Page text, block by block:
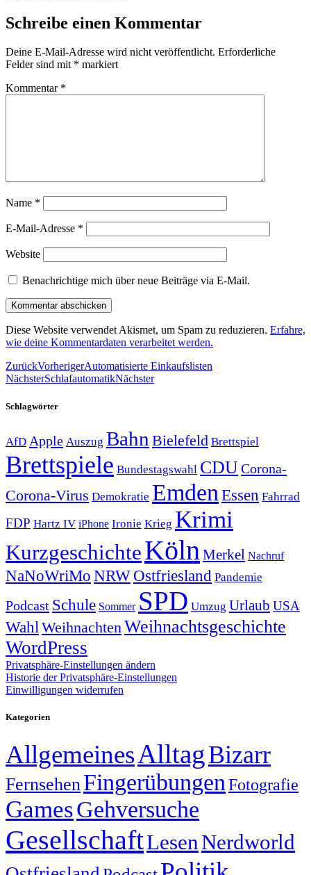
Schreibe einen Kommentar
Deine E-Mail-Adresse wird nicht veröffentlicht. Erforderliche
Felder sind mit * markiert
Kommentar *
Name *
E-Mail-Adresse *
Website
Benachrichtige mich über neue Beiträge via E-Mail.
Diese Website verwendet Akismet, um Spam zu reduzieren. Erfahre,
wie deine Kommentardaten verarbeitet werden.
ZurückVorherigerAutomatisierte Einkaufslisten
NächsterSchlafautomatikNächster
Schlagwörter
AfD Apple Auszug Bahn Bielefeld Brettspiel
Brettspiele Bundestagswahl CDUCorona-
Corona-Virus Demokratie Emden Essen Fahrrad
FDP Hartz IV iPhone Ironie Krieg Krimi
KurzgeschichteKöln Merkel Nachruf
NaNoWriMo NRWOstfriesland Pandemie
Podcast Schule Sommer SPD Umzug Urlaub USA
Wahl Weihnachten Weihnachtsgeschichte
WordPress
Privatsphäre-Einstellungen ändern
Historie der Privatsphäre-Einstellungen
Einwilligungen widerrufen
Kategorien
AllgemeinesAlltagBizarr
FernsehenFingerübungen Fotografie
GamesGehversuche
GesellschaftLesenNerdworld